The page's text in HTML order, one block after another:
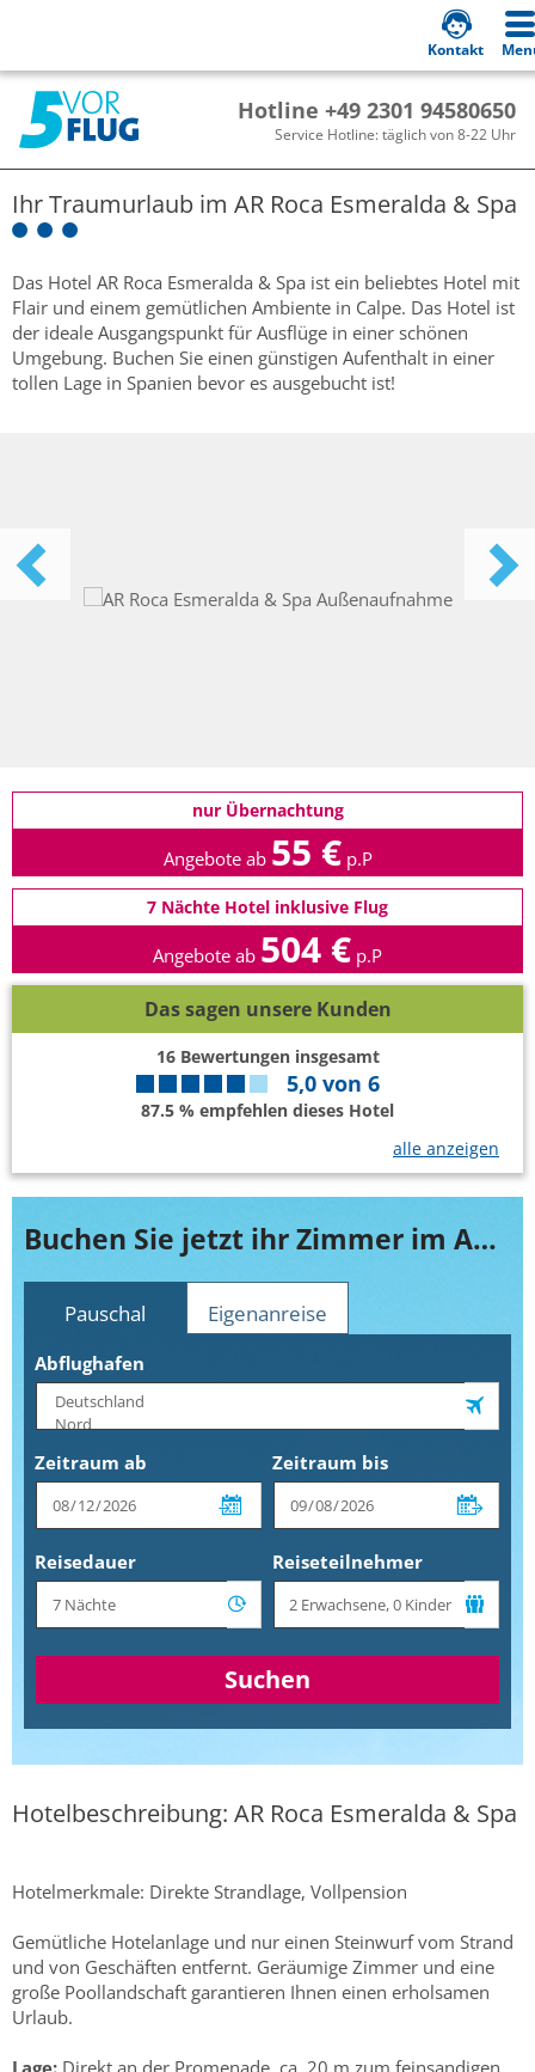
Hotline +49 2301 94580650
Service Hotline: täglich von 8-22 Uhr
Kontakt
Ihr Traumurlaub im AR Roca Esmeralda & Spa
Das Hotel AR Roca Esmeralda & Spa ist ein beliebtes Hotel mit
Flair und einem gemütlichen Ambiente in Calpe. Das Hotel ist
der ideale Ausgangspunkt für Ausflüge in einer schönen
Umgebung. Buchen Sie einen günstigen Aufenthalt in einer
tollen Lage in Spanien bevor es ausgebucht ist!
nur Übernachtung
Angebote ab 55 € p.P
7 Nächte Hotel inklusive Flug
Angebote ab 504 € p.P
Das sagen unsere Kunden
16Bewertungen insgesamt
5,0 von 6
87.5 % empfehlen dieses Hotel
alle anzeigen
Buchen Sie jetzt ihr Zimmer im AR Roca Esmeralda & Spa
Pauschal Eigenanreise
Abflughafen
Zeitraum ab Zeitraum bis
Reisedauer Reiseteilnehmer
Suchen
Hotelbeschreibung: AR Roca Esmeralda & Spa
Hotelmerkmale: Direkte Strandlage, Vollpension
Gemütliche Hotelanlage und nur einen Steinwurf vom Strand
und von Geschäften entfernt. Geräumige Zimmer und eine
große Poollandschaft garantieren Ihnen einen erholsamen
Urlaub.
Lage: Direkt an der Promenade, ca. 20 m zum feinsandigen